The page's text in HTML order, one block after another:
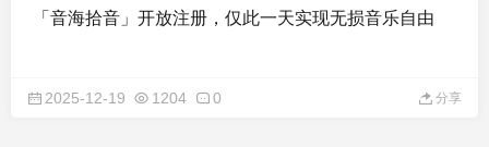
「音海拾音」开放注册，仅此一天实现无损音乐自由
2025-12-19 1204 0 分享